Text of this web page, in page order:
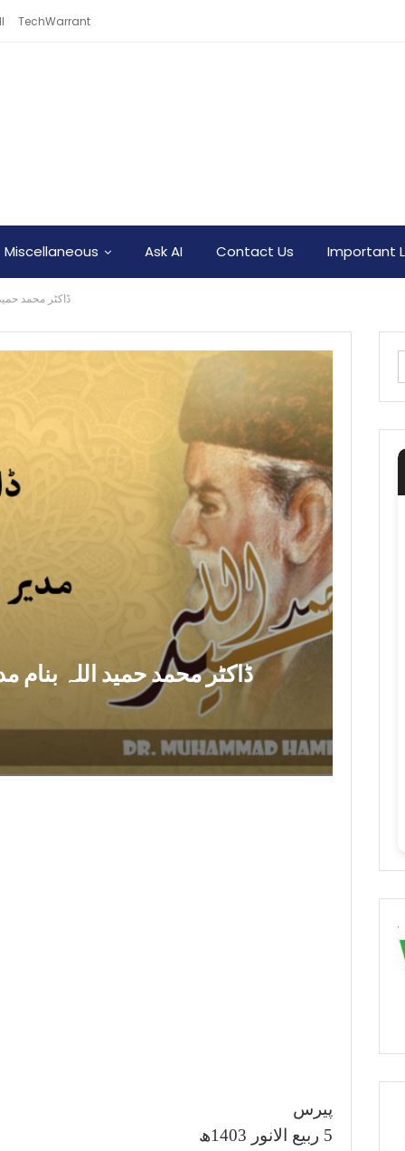
TechWarrant
Miscellaneous Ask AI Contact Us Important
ڈاکٹر محمد حمید
ڈاکٹر محمد حمید اللہ
پیرس
5 ربیع الانور 1403ھ